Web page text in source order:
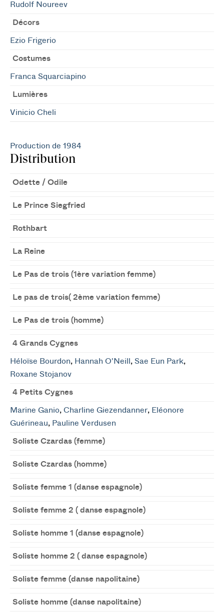
Rudolf Noureev
Décors
Ezio Frigerio
Costumes
Franca Squarciapino
Lumières
Vinicio Cheli
Production de 1984
Distribution
Odette / Odile
Le Prince Siegfried
Rothbart
La Reine
Le Pas de trois (1ère variation femme)
Le pas de trois( 2ème variation femme)
Le Pas de trois (homme)
4 Grands Cygnes
Héloïse Bourdon, Hannah O'Neill , Sae Eun Park,
Roxane Stojanov
4 Petits Cygnes
Marine Ganio, Charline Giezendanner, Eléonore
Guérineau, Pauline Verdusen
Soliste Czardas (femme)
Soliste Czardas (homme)
Soliste femme 1 (danse espagnole)
Soliste femme 2 ( danse espagnole)
Soliste homme 1 (danse espagnole)
Soliste homme 2 ( danse espagnole)
Soliste femme (danse napolitaine)
Soliste homme (danse napolitaine)